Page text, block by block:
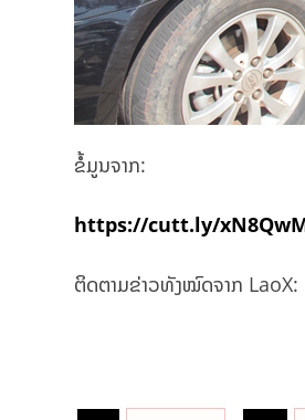
ຂໍ້ມູນຈາກ:
https://cutt.ly/
ຕິດຕາມຂ່າວທັງໝົດຈາກ LaoX: